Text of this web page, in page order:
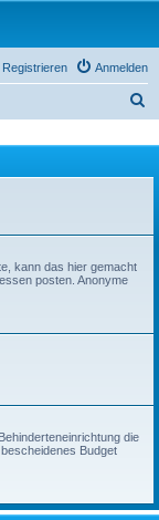
Anmelden
Registrieren
h
kann das hier gemacht
posten. Anonyme
die
Budget